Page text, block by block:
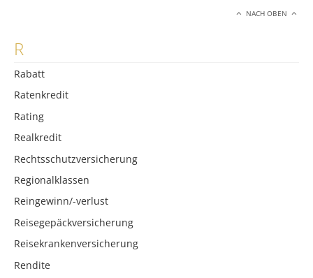
NACH OBEN
R
Rabatt
Ratenkredit
Rating
Realkredit
Rechtsschutzversicherung
Regionalklassen
Reingewinn/-verlust
Reisegepäckversicherung
Reisekrankenversicherung
Rendite